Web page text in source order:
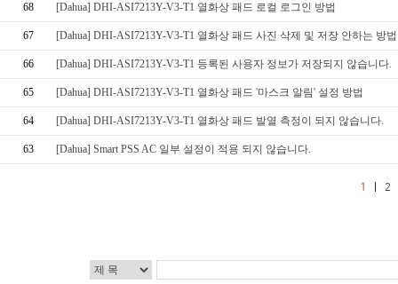
68 [Dahua] DHI-ASI7213Y-V3-T1 열화상 패드 로컬 로그인 방법
67 [Dahua] DHI-ASI7213Y-V3-T1 열화상 패드 사진 삭제 및 저장 안하는 방법
66 [Dahua] DHI-ASI7213Y-V3-T1 등록된 사용자 정보가 저장되지 않습니다.
65 [Dahua] DHI-ASI7213Y-V3-T1 열화상 패드 '마스크 알림' 설정 방법
64 [Dahua] DHI-ASI7213Y-V3-T1 열화상 패드 발열 측정이 되지 않습니다.
63 [Dahua] Smart PSS AC 일부 설정이 적용 되지 않습니다.
1 | 2